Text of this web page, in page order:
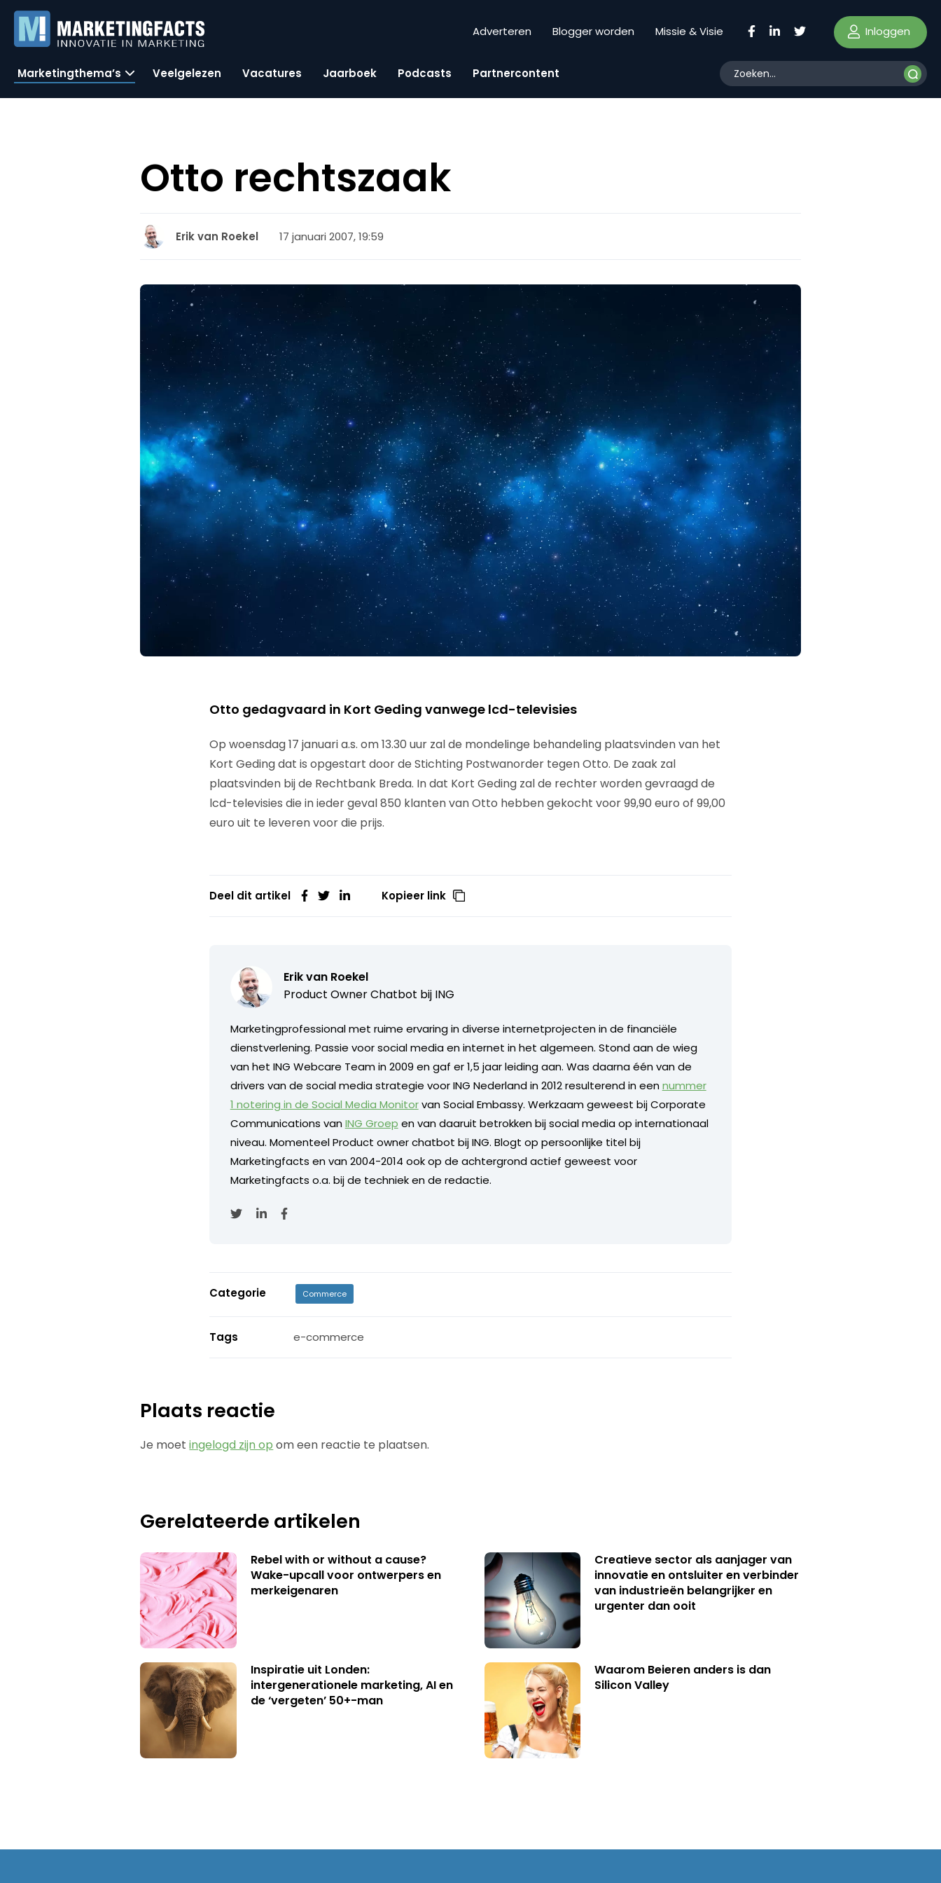
Adverteren Blogger worden Missie & Visie Inloggen
Marketingthema’s Veelgelezen Vacatures Jaarboek Podcasts Partnercontent
Otto rechtszaak
Erik van Roekel 17 januari 2007, 19:59
Otto gedagvaard in Kort Geding vanwege lcd-televisies
Op woensdag 17 januari a.s. om 13.30 uur zal de mondelinge behandeling plaatsvinden van het
Kort Geding dat is opgestart door de Stichting Postwanorder tegen Otto. De zaak zal
plaatsvinden bij de Rechtbank Breda. In dat Kort Geding zal de rechter worden gevraagd de
lcd-televisies die in ieder geval 850 klanten van Otto hebben gekocht voor 99,90 euro of 99,00
euro uit te leveren voor die prijs.
Deel dit artikel Kopieer link
Erik van Roekel
Product Owner Chatbot bij ING
Marketingprofessional met ruime ervaring in diverse internetprojecten in de financiële
dienstverlening. Passie voor social media en internet in het algemeen. Stond aan de wieg
van het ING Webcare Team in 2009 en gaf er 1,5 jaar leiding aan. Was daarna één van de
drivers van de social media strategie voor ING Nederland in 2012 resulterend in eennummer
1 notering in de Social Media Monitorvan Social Embassy. Werkzaam geweest bij Corporate
Communications vanING Groep en van daaruit betrokken bij social media op internationaal
niveau. Momenteel Product owner chatbot bij ING. Blogt op persoonlijke titel bij
Marketingfacts en van 2004-2014 ook op de achtergrond actief geweest voor
Marketingfacts o.a. bij de techniek en de redactie.
Categorie Commerce
Tags e-commerce
Plaats reactie
Je moetingelogd zijn op om een reactie te plaatsen.
Gerelateerde artikelen
Rebel with or without a cause?
Wake-upcall voor ontwerpers en
merkeigenaren
Creatieve sector als aanjager van
innovatie en ontsluiter en verbinder
van industrieën belangrijker en
urgenter dan ooit
Inspiratie uit Londen:
intergenerationele marketing, AI en
de ‘vergeten’ 50+-man
Waarom Beieren anders is dan
Silicon Valley